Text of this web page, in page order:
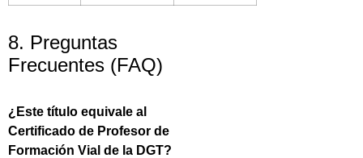
8. Preguntas
Frecuentes (FAQ)
¿Este título equivale al
Certificado de Profesor de
Formación Vial de la DGT?